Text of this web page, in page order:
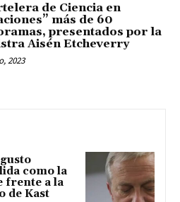
de Ciencia en
más de 60
presentados por la
Aisén Etcheverry
2023
como la
frente a la
de Kast